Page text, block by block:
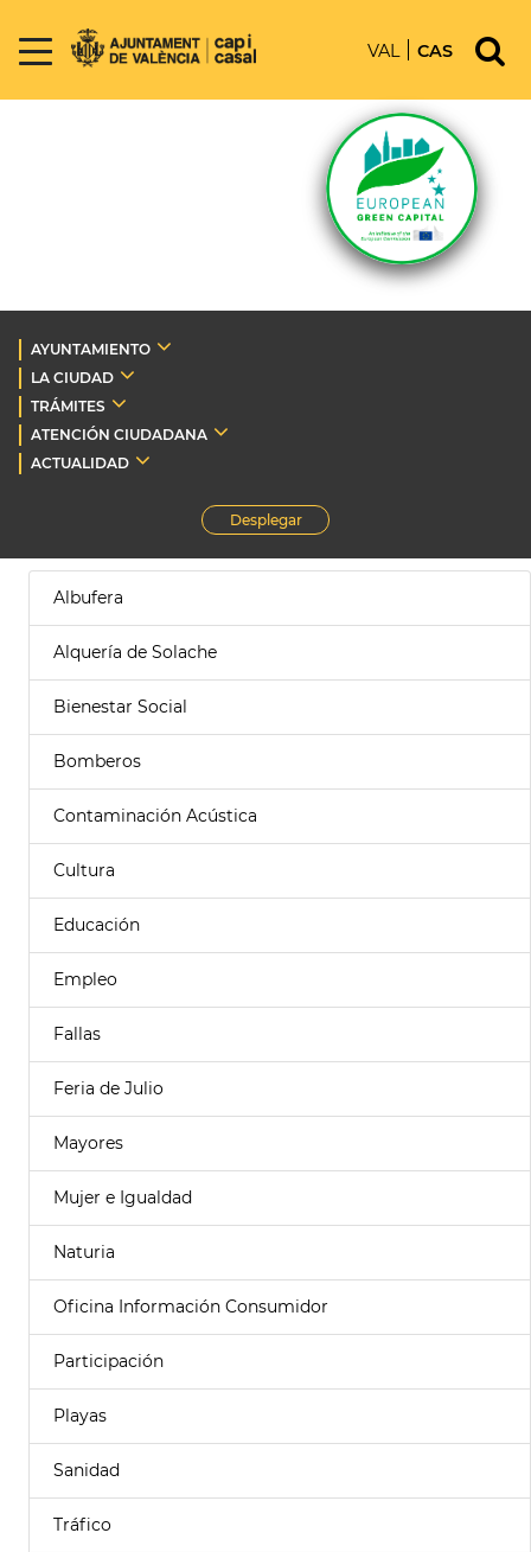
VAL CAS
AYUNTAMIENTO
LA CIUDAD
TRÁMITES
ATENCIÓN CIUDADANA
ACTUALIDAD
Desplegar
Albufera
Alquería de Solache
Bienestar Social
Bomberos
Contaminación Acústica
Cultura
Educación
Empleo
Fallas
Feria de Julio
Mayores
Mujer e Igualdad
Naturia
Oficina Información Consumidor
Participación
Playas
Sanidad
Tráfico